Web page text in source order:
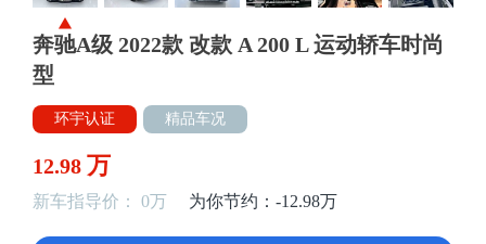
奔驰A级 2022款 改款 A 200 L 运动轿车时尚
型
环宇认证 精品车况
12.98 万
新车指导价： 0万 为你节约：-12.98万